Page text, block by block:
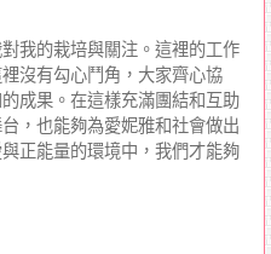
我的栽培與關注。這裡的工作
沒有勾心鬥角，大家齊心協
成果。在這樣充滿團結和互助
，也能夠為愛妮雅和社會做出
正能量的環境中，我們才能夠